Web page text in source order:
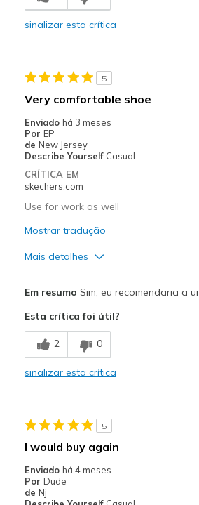
Comfortable
Sizing
View On Shoes
sinalizar esta crítica
5
Very comfortable shoe
Enviado há 3 meses
Por EP
de New Jersey
Describe Yourself Casual
CRÍTICA EM
skechers.com
Use for work as well
Mostrar tradução
Mais detalhes
Stylish
Melhores utilizações
Casual Wear
Sizing
View On Shoes
I'm Into Shoes
Em resumo Sim, eu recomendaria a
Esta crítica foi útil?
2 0
sinalizar esta crítica
5
I would buy again
Enviado há 4 meses
Por Dude
de Nj